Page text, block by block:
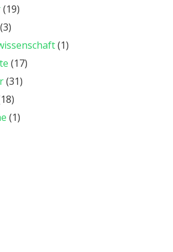
(19)
(1)
(17)
(31)
(1)